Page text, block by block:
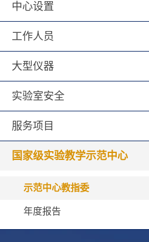
中心设置
工作人员
大型仪器
实验室安全
服务项目
国家级实验教学示范中心
示范中心教指委
年度报告